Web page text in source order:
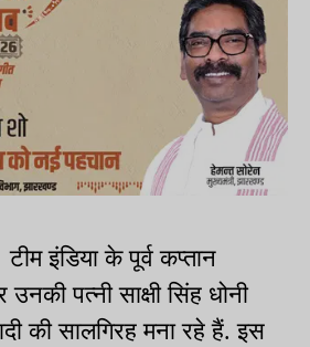
टीम इंडिया के पूर्व कप्तान
पत्नी साक्षी सिंह धोनी
की सालगिरह मना रहे हैं. इस